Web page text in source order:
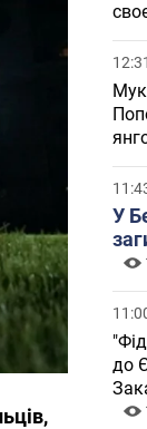
12:31
У
до